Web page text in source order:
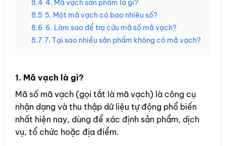
8.4 4. Mã vạch sản phẩm là gì?
8.5 5. Một mã vạch có bao nhiêu số?
8.6 6. Làm sao để tra cứu mã số mã vạch?
8.7 7. Tại sao nhiều sản phẩm không có mã vạch?
1. Mã vạch là gì?
Mã số mã vạch (gọi tắt là mã vạch) là công cụ
nhận dạng và thu thập dữ liệu tự động phổ biến
nhất hiện nay, dùng để xác định sản phẩm, dịch
vụ, tổ chức hoặc địa điểm.